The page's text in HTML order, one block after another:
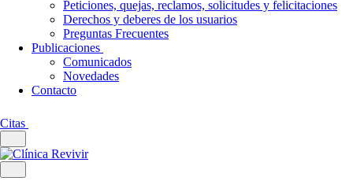
Peticiones, quejas, reclamos, solicitudes y felicitaciones
Derechos y deberes de los usuarios
Preguntas Frecuentes
Publicaciones
Comunicados
Novedades
Contacto
Citas